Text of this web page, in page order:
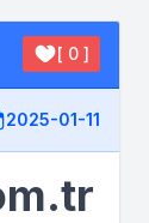
[ 0 ]
2025-01-11